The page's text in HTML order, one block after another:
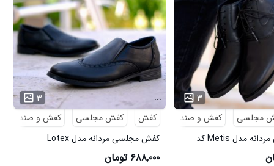
۳
مجلسی
کفش و صندل
کفش مجلسی مردانه مدل Metis کد
۳
...
کفش
کفش مجلسی
کفش و صندل
کفش مجلسی مردانه مدل Lotex
کد6330
۶۸۸,۰۰۰ تومان